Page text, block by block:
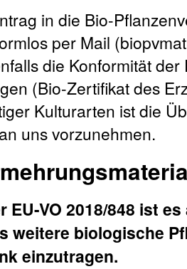
in die Bio-
per Mail
die Konformität
(Bio-Zertifikat des
Kulturarten ist die
uns vorzunehmen.
EU-VO 2018/848 ist
weitere biologische
einzutragen.